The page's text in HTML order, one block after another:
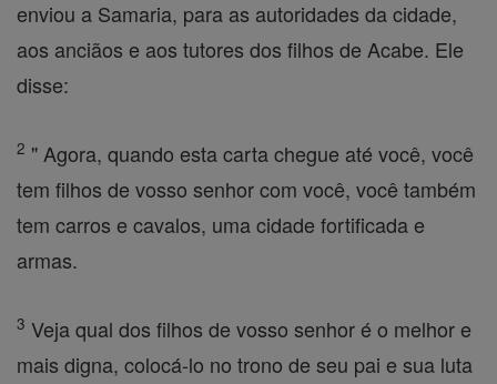
enviou a Samaria, para as autoridades da cidade,
aos anciãos e aos tutores dos filhos de Acabe. Ele
disse:
2 " Agora, quando esta carta chegue até você, você
tem filhos de vosso senhor com você, você também
tem carros e cavalos, uma cidade fortificada e
armas.
3 Veja qual dos filhos de vosso senhor é o melhor e
mais digna, colocá-lo no trono de seu pai e sua luta